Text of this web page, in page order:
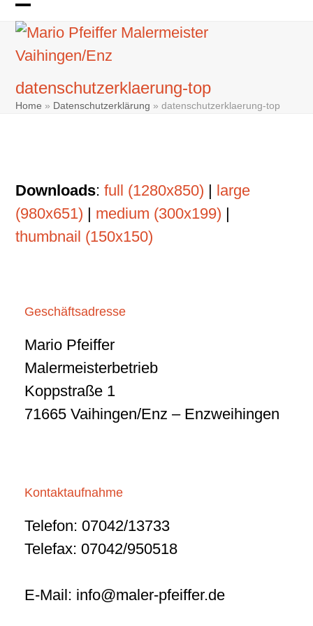
Skip
content
Open
Close
datenschutzerklaerung-top
Home » Datenschutzerklärung »datenschutzerklaerung-top
Downloads:full (1280x850) | large
(980x651) | medium (300x199) |
thumbnail (150x150)
Geschäftsadresse
Mario Pfeiffer
Malermeisterbetrieb
Koppstraße 1
71665 Vaihingen/Enz – Enzweihingen
Kontaktaufnahme
Telefon: 07042/13733
Telefax: 07042/950518
E-Mail: info@maler-pfeiffer.de